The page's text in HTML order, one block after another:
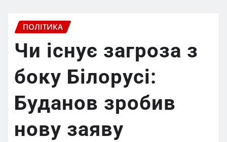
ПОЛІТИКА
Чи існує загроза з
боку Білорусі:
Буданов зробив
нову заяву